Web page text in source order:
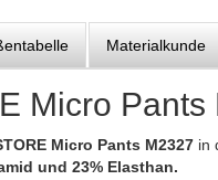
Materialkunde
Micro
Micro Pants M2327in
und 23% Elasthan.